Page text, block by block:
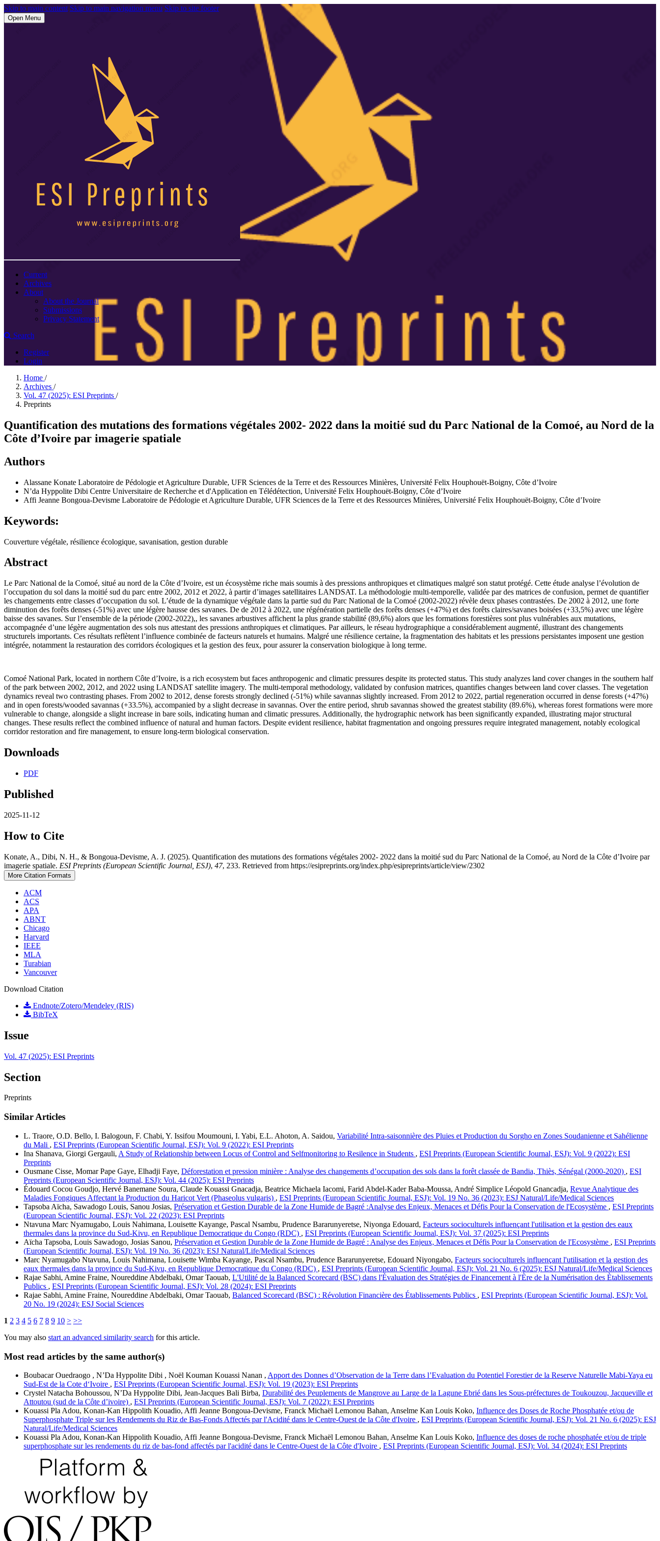
Skip to main content Skip to main navigation menu Skip to site footer
Open Menu
Current
Archives
About
About the Journal
Submissions
Privacy Statement
Search
Register
Login
Home /
Archives /
Vol. 47 (2025): ESI Preprints /
Preprints
Quantification des mutations des formations végétales 2002- 2022 dans la moitié sud du Parc National de la Comoé, au Nord de la
Côte d’Ivoire par imagerie spatiale
Authors
Alassane Konate Laboratoire de Pédologie et Agriculture Durable, UFR Sciences de la Terre et des Ressources Minières, Université Felix Houphouët-Boigny, Côte d’Ivoire
N’da Hyppolite Dibi Centre Universitaire de Recherche et d'Application en Télédétection, Université Felix Houphouët-Boigny, Côte d’Ivoire
Affi Jeanne Bongoua-Devisme Laboratoire de Pédologie et Agriculture Durable, UFR Sciences de la Terre et des Ressources Minières, Université Felix Houphouët-Boigny, Côte d’Ivoire
Keywords:
Couverture végétale, résilience écologique, savanisation, gestion durable
Abstract
Le Parc National de la Comoé, situé au nord de la Côte d’Ivoire, est un écosystème riche mais soumis à des pressions anthropiques et climatiques malgré son statut protégé. Cette étude analyse l’évolution de
l’occupation du sol dans la moitié sud du parc entre 2002, 2012 et 2022, à partir d’images satellitaires LANDSAT. La méthodologie multi-temporelle, validée par des matrices de confusion, permet de quantifier
les changements entre classes d’occupation du sol. L’étude de la dynamique végétale dans la partie sud du Parc National de la Comoé (2002-2022) révèle deux phases contrastées. De 2002 à 2012, une forte
diminution des forêts denses (-51%) avec une légère hausse des savanes. De de 2012 à 2022, une régénération partielle des forêts denses (+47%) et des forêts claires/savanes boisées (+33,5%) avec une légère
baisse des savanes. Sur l’ensemble de la période (2002-2022),, les savanes arbustives affichent la plus grande stabilité (89,6%) alors que les formations forestières sont plus vulnérables aux mutations,
accompagnée d’une légère augmentation des sols nus attestant des pressions anthropiques et climatiques. Par ailleurs, le réseau hydrographique a considérablement augmenté, illustrant des changements
structurels importants. Ces résultats reflètent l’influence combinée de facteurs naturels et humains. Malgré une résilience certaine, la fragmentation des habitats et les pressions persistantes imposent une gestion
intégrée, notamment la restauration des corridors écologiques et la gestion des feux, pour assurer la conservation biologique à long terme.
Comoé National Park, located in northern Côte d’Ivoire, is a rich ecosystem but faces anthropogenic and climatic pressures despite its protected status. This study analyzes land cover changes in the southern half
of the park between 2002, 2012, and 2022 using LANDSAT satellite imagery. The multi-temporal methodology, validated by confusion matrices, quantifies changes between land cover classes. The vegetation
dynamics reveal two contrasting phases. From 2002 to 2012, dense forests strongly declined (-51%) while savannas slightly increased. From 2012 to 2022, partial regeneration occurred in dense forests (+47%)
and in open forests/wooded savannas (+33.5%), accompanied by a slight decrease in savannas. Over the entire period, shrub savannas showed the greatest stability (89.6%), whereas forest formations were more
vulnerable to change, alongside a slight increase in bare soils, indicating human and climatic pressures. Additionally, the hydrographic network has been significantly expanded, illustrating major structural
changes. These results reflect the combined influence of natural and human factors. Despite evident resilience, habitat fragmentation and ongoing pressures require integrated management, notably ecological
corridor restoration and fire management, to ensure long-term biological conservation.
Downloads
PDF
Published
2025-11-12
How to Cite
Konate, A., Dibi, N. H., & Bongoua-Devisme, A. J. (2025). Quantification des mutations des formations végétales 2002- 2022 dans la moitié sud du Parc National de la Comoé, au Nord de la Côte d’Ivoire par
imagerie spatiale. ESI Preprints (European Scientific Journal, ESJ), 47, 233. Retrieved from https://esipreprints.org/index.php/esipreprints/article/view/2302
More Citation Formats
ACM
ACS
APA
ABNT
Chicago
Harvard
IEEE
MLA
Turabian
Vancouver
Download Citation
Endnote/Zotero/Mendeley (RIS)
BibTeX
Issue
Vol. 47 (2025): ESI Preprints
Section
Preprints
Similar Articles
L. Traore, O.D. Bello, I. Balogoun, F. Chabi, Y. Issifou Moumouni, I. Yabi, E.L. Ahoton, A. Saidou, Variabilité Intra-saisonnière des Pluies et Production du Sorgho en Zones Soudanienne et Sahélienne
du Mali , ESI Preprints (European Scientific Journal, ESJ): Vol. 9 (2022): ESI Preprints
Ina Shanava, Giorgi Gergauli, A Study of Relationship between Locus of Control and Selfmonitoring to Resilence in Students , ESI Preprints (European Scientific Journal, ESJ): Vol. 9 (2022): ESI
Preprints
Ousmane Cisse, Momar Pape Gaye, Elhadji Faye, Déforestation et pression minière : Analyse des changements d’occupation des sols dans la forêt classée de Bandia, Thiès, Sénégal (2000-2020) , ESI
Preprints (European Scientific Journal, ESJ): Vol. 44 (2025): ESI Preprints
Édouard Cocou Goudjo, Hervé Banemane Soura, Claude Kouassi Gnacadja, Beatrice Michaela Iacomi, Farid Abdel-Kader Baba-Moussa, André Simplice Léopold Gnancadja, Revue Analytique des
Maladies Fongiques Affectant la Production du Haricot Vert (Phaseolus vulgaris) , ESI Preprints (European Scientific Journal, ESJ): Vol. 19 No. 36 (2023): ESJ Natural/Life/Medical Sciences
Tapsoba Aïcha, Sawadogo Louis, Sanou Josias, Préservation et Gestion Durable de la Zone Humide de Bagré :Analyse des Enjeux, Menaces et Défis Pour la Conservation de l'Ecosystème , ESI Preprints
(European Scientific Journal, ESJ): Vol. 22 (2023): ESI Preprints
Ntavuna Marc Nyamugabo, Louis Nahimana, Louisette Kayange, Pascal Nsambu, Prudence Bararunyeretse, Niyonga Edouard, Facteurs socioculturels influençant l'utilisation et la gestion des eaux
thermales dans la province du Sud-Kivu, en Republique Democratique du Congo (RDC) , ESI Preprints (European Scientific Journal, ESJ): Vol. 37 (2025): ESI Preprints
Aïcha Tapsoba, Louis Sawadogo, Josias Sanou, Préservation et Gestion Durable de la Zone Humide de Bagré : Analyse des Enjeux, Menaces et Défis Pour la Conservation de l'Ecosystème , ESI Preprints
(European Scientific Journal, ESJ): Vol. 19 No. 36 (2023): ESJ Natural/Life/Medical Sciences
Marc Nyamugabo Ntavuna, Louis Nahimana, Louisette Wimba Kayange, Pascal Nsambu, Prudence Bararunyeretse, Edouard Niyongabo, Facteurs socioculturels influençant l'utilisation et la gestion des
eaux thermales dans la province du Sud-Kivu, en Republique Democratique du Congo (RDC) , ESI Preprints (European Scientific Journal, ESJ): Vol. 21 No. 6 (2025): ESJ Natural/Life/Medical Sciences
Rajae Sabhi, Amine Fraine, Noureddine Abdelbaki, Omar Taouab, L'Utilité de la Balanced Scorecard (BSC) dans l'Évaluation des Stratégies de Financement à l'Ère de la Numérisation des Ètablissements
Publics , ESI Preprints (European Scientific Journal, ESJ): Vol. 28 (2024): ESI Preprints
Rajae Sabhi, Amine Fraine, Noureddine Abdelbaki, Omar Taouab, Balanced Scorecard (BSC) : Révolution Financière des Établissements Publics , ESI Preprints (European Scientific Journal, ESJ): Vol.
20 No. 19 (2024): ESJ Social Sciences
1 2 3 4 5 6 7 8 9 10 > >>
You may also start an advanced similarity search for this article.
Most read articles by the same author(s)
Boubacar Ouedraogo , N’Da Hyppolite Dibi , Noël Kouman Kouassi Nanan , Apport des Donnes d’Observation de la Terre dans l’Evaluation du Potentiel Forestier de la Reserve Naturelle Mabi-Yaya eu
Sud-Est de la Cote d‘Ivoire , ESI Preprints (European Scientific Journal, ESJ): Vol. 19 (2023): ESI Preprints
Crystel Natacha Bohoussou, N’Da Hyppolite Dibi, Jean-Jacques Bali Birba, Durabilité des Peuplements de Mangrove au Large de la Lagune Ebrié dans les Sous-préfectures de Toukouzou, Jacqueville et
Attoutou (sud de la Côte d’ivoire) , ESI Preprints (European Scientific Journal, ESJ): Vol. 7 (2022): ESI Preprints
Kouassi Pla Adou, Konan-Kan Hippolith Kouadio, Affi Jeanne Bongoua-Devisme, Franck Michaël Lemonou Bahan, Anselme Kan Louis Koko, Influence des Doses de Roche Phosphatée et/ou de
Superphosphate Triple sur les Rendements du Riz de Bas-Fonds Affectés par l'Acidité dans le Centre-Ouest de la Côte d'Ivoire , ESI Preprints (European Scientific Journal, ESJ): Vol. 21 No. 6 (2025): ESJ
Natural/Life/Medical Sciences
Kouassi Pla Adou, Konan-Kan Hippolith Kouadio, Affi Jeanne Bongoua-Devisme, Franck Michaël Lemonou Bahan, Anselme Kan Louis Koko, Influence des doses de roche phosphatée et/ou de triple
superphosphate sur les rendements du riz de bas-fond affectés par l'acidité dans le Centre-Ouest de la Côte d'Ivoire , ESI Preprints (European Scientific Journal, ESJ): Vol. 34 (2024): ESI Preprints